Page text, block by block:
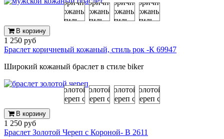
В корзину
1 250 руб
Браслет коричневый кожаный, стиль рок -К 69947
Широкий кожаный браслет в стиле biker
В корзину
1 250 руб
Браслет Золотой Череп с Короной- B 2611